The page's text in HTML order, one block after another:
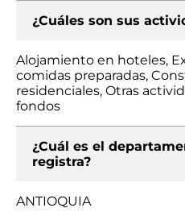
¿Cuáles son sus
Alojamiento en hoteles,
comidas preparadas,
residenciales, Otras
fondos
¿Cuál es el
registra?
ANTIOQUIA